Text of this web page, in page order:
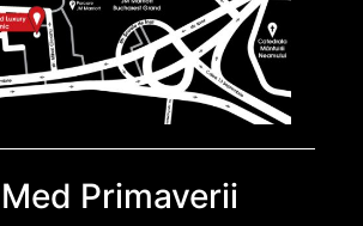
Primaverii